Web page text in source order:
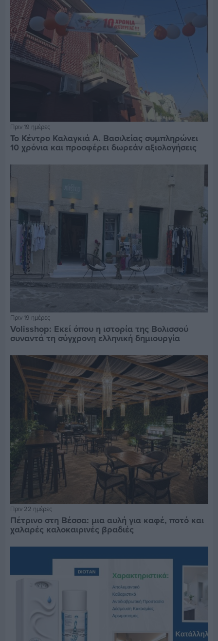
Πριν 19 ημέρες
Το Κέντρο Καλαγκιά Α. Βασιλείας συμπληρώνει
10 χρόνια και προσφέρει δωρεάν αξιολογήσεις
Πριν 19 ημέρες
Volisshop: Εκεί όπου η ιστορία της Βολισσού
συναντά τη σύγχρονη ελληνική δημιουργία
Πριν 22 ημέρες
Πέτρινο στη Βέσσα: μια αυλή για καφέ, ποτό και
χαλαρές καλοκαιρινές βραδιές